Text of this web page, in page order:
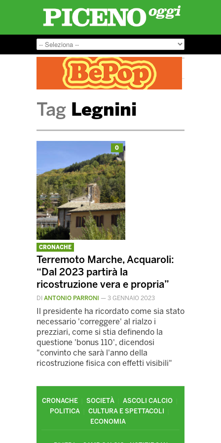
Tag Legnini
0
CRONACHE
Terremoto Marche, Acquaroli:
“Dal 2023 partirà la
ricostruzione vera e propria”
DI ANTONIO PARRONI — 3 GENNAIO 2023
Il presidente ha ricordato come sia stato
necessario 'correggere' al rialzo i
prezziari, come si stia definendo la
questione 'bonus 110', dicendosi
"convinto che sarà l'anno della
ricostruzione fisica con effetti visibili"
CRONACHE SOCIETÀ
ASCOLI CALCIO
POLITICA
CULTURA E SPETTACOLI
ECONOMIA